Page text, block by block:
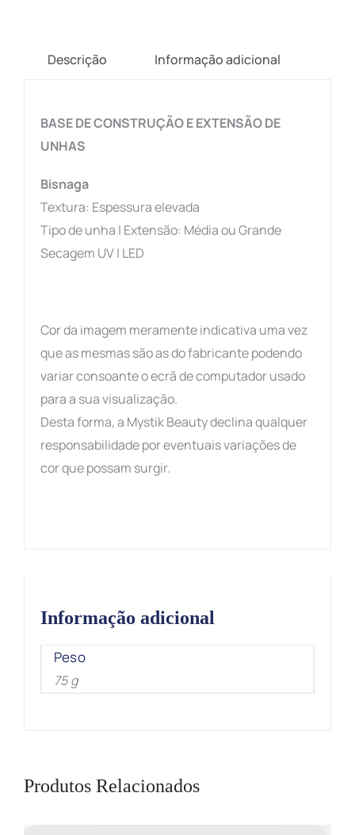
Descrição Informação adicional
BASE DE CONSTRUÇÃO E EXTENSÃO DE
UNHAS
Bisnaga
Textura: Espessura elevada
Tipo de unha | Extensão: Média ou Grande
Secagem UV | LED
Cor da imagem meramente indicativa uma vez
que as mesmas são as do fabricante podendo
variar consoante o ecrã de computador usado
para a sua visualização.
Desta forma, a Mystik Beauty declina qualquer
responsabilidade por eventuais variações de
cor que possam surgir.
Informação adicional
Peso
75 g
Produtos Relacionados